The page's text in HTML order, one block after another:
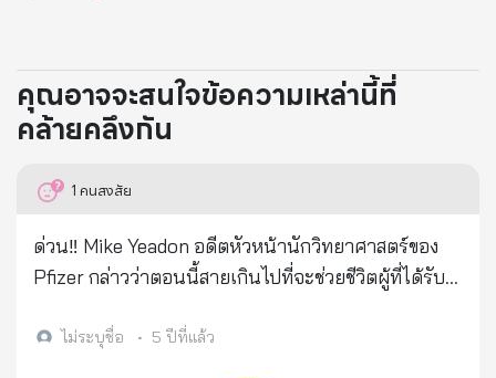
คุณอาจจะสนใจข้อความเหล่านี้ที่
คล้ายคลึงกัน
1 คนสงสัย
ด่วน‼ Mike Yeadon อดีตหัวหน้านักวิทยาศาสตร์ของ
Pfizer กล่าวว่าตอนนี้สายเกินไปที่จะช่วยชีวิตผู้ที่ได้รับ
การฉีดสารพิษร้ายแรงนี้ ให้ต่อสู้เพื่อการดำรงอยู่ของ
ไม่ระบุชื่อ • 5 ปีที่แล้ว